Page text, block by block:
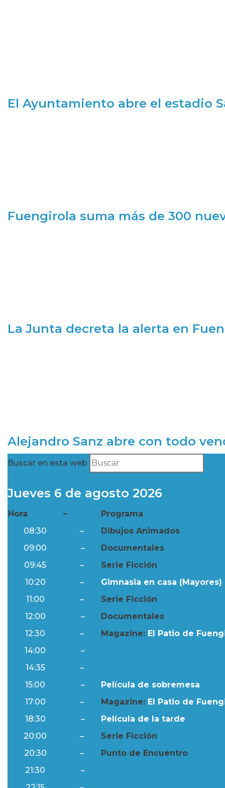
El Ayuntamiento abre el estadio
Fuengirola suma más de 300
La Junta decreta la alerta en
Alejandro Sanz abre con todo
Buscar en esta web
Jueves 6 de agosto 2026
Hora –
Programa
08:30
–
Dibujos Animados
09:00
–
Documentales
09:45
–
Serie Ficción
10:20
–
Gimnasia en casa (Mayores)
11:00
–
Serie Ficción
12:00
–
Documentales
12:30
– Magazine: El Patio de
14:00
–
14:35
–
15:00
–
Película de sobremesa
17:00
– Magazine: El Patio de
18:30
–
Película de la tarde
20:00
–
Serie Ficción
20:30
–
Punto de Encuentro
21:30
–